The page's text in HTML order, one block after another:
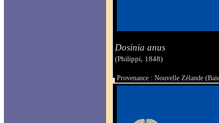
Dosinia anus
(Philippi, 1848)
Provenance : Nouvelle Zélande
Taille : 59.3 x 58 mm